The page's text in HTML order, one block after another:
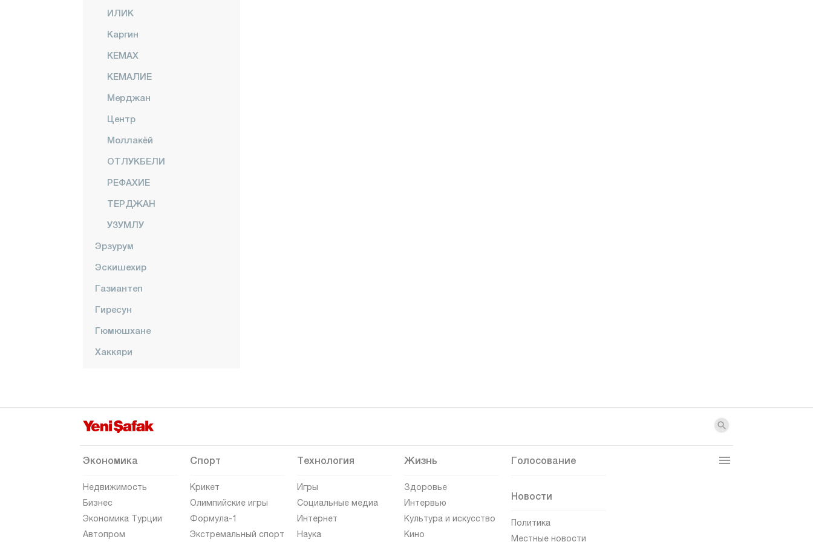
ИЛИК
Каргин
КЕМАХ
КЕМАЛИЕ
Мерджан
Центр
Моллакёй
ОТЛУКБЕЛИ
РЕФАХИЕ
ТЕРДЖАН
УЗУМЛУ
Эрзурум
Эскишехир
Газиантеп
Гиресун
Гюмюшхане
Хаккяри
Кахраманмараш
Карабюк
Карс
Кастамону
Экономика
Недвижимость
Бизнес
Экономика Турции
Автопром
Спорт
Крикет
Олимпийские игры
Формула-1
Экстремальный спорт
Технология
Игры
Социальные медиа
Интернет
Наука
Жизнь
Здоровье
Интервью
Культура и искусство
Кино
Голосование
Новости
Политика
Местные новости